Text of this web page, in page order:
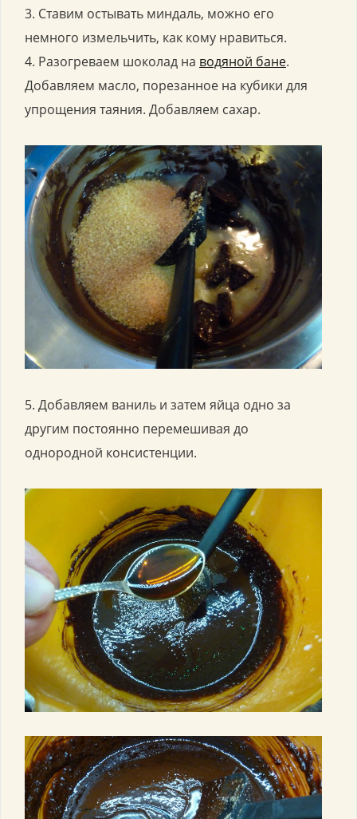
3. Ставим остывать миндаль, можно его
немного измельчить, как кому нравиться.
4. Разогреваем шоколад на водяной бане.
Добавляем масло, порезанное на кубики для
упрощения таяния. Добавляем сахар.
5. Добавляем ваниль и затем яйца одно за
другим постоянно перемешивая до
однородной консистенции.